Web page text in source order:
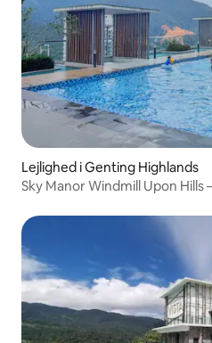
Lejlighed i Genting Highlands
Sky Manor Windmill Upon Hills